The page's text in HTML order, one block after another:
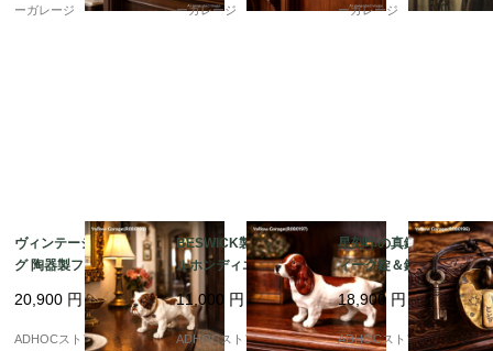
ーガレージ
ーガレージ
ーガレージ
ヴィンテージ ブルドッ
グ 陶器製フィギュリン
｜イギリス風クラシッ
ク装飾
20,900 円
ADHOCストア・イエロ
BESWICK製 コーイケ
ルホンディエ 陶器フィ
ギュリン（イングラン
ド製・10cm）
11,000 円
ADHOCストア・イエロ
星刻印の真鍮製アンテ
ィーク錠＆鍵セット（4
cm）– 守りと願いを閉
じ込めた小さな物語
18,900 円
ADHOCストア・イエロ